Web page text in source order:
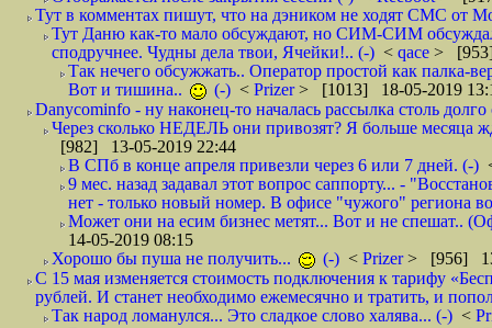
Тут в комментах пишут, что на дэником не ходят СМС от
Тут Даню как-то мало обсуждают, но СИМ-СИМ
сподручнее. Чудны дела твои, Ячейки!.. (-) < qace > [953]
Так нечего обсужжать.. Оператор простой как палка-
Вот и тишина..
(-) < Prizer> [1013] 18-05-2019
Danycominfo - ну наконец-то началась рассылка столь
Через сколько НЕДЕЛЬ они привозят? Я больше месяца
[982] 13-05-2019 22:44
В СПб в конце апреля привезли через 6 или 7 дней. (-)
9 мес. назад задавал этот вопрос саппорту... -
нет - только новый номер. В офисе "чужого" региона
Может они на есим бизнес метят... Вот и не спешат..
14-05-2019 08:15
Хорошо бы пуша не получить...
(-) < Prizer> [956]
С 15 мая изменяется стоимость подключения к тарифу
рублей. И станет необходимо ежемесячно и тратить, и
Так народ ломанулся... Это сладкое слово халява... (-) <